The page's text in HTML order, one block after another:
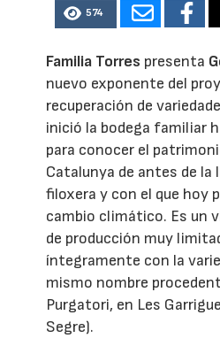
574
Familia Torres presenta
nuevo exponente del
recuperación de
inició la bodega familiar
para conocer el
Catalunya de antes de la
filoxera y con el que hoy
cambio climático. Es un
de producción muy
íntegramente con la
mismo nombre
Purgatori, en Les
Segre).